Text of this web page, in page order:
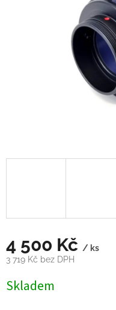
4 500 Kč / ks
3 719 Kč bez DPH
cena:
Skladem